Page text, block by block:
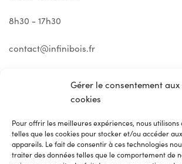
Gérer le consentement aux
cookies
Pour offrir les meilleures expériences, nous utilisons
telles que les cookies pour stocker et/ou accéder
appareils. Le fait de consentir à ces technologies
traiter des données telles que le comportement de
8h30 - 17h30
contact@infinibois.fr